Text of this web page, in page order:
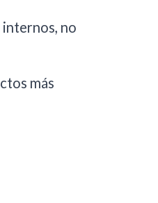
internos, no
más